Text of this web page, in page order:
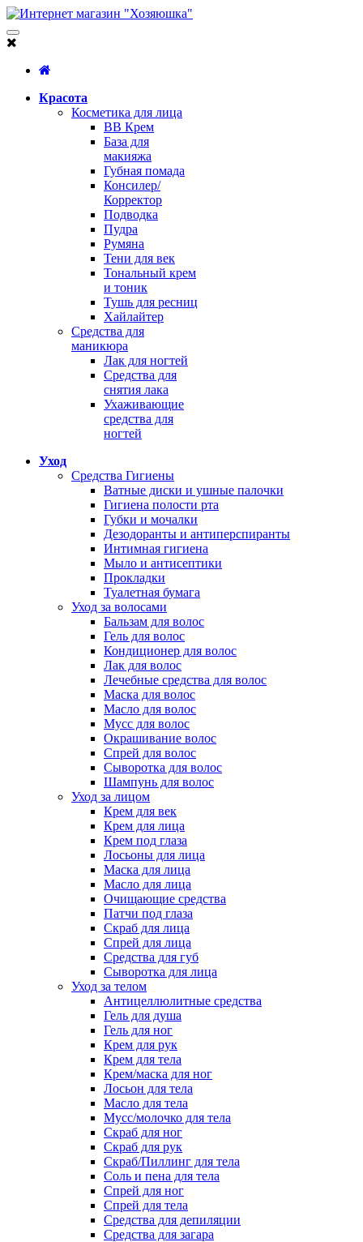
Красота
Косметика для лица
BB Крем
База для
макияжа
Губная помада
Консилер/
Корректор
Подводка
Пудра
Румяна
Тени для век
Тональный крем
и тоник
Тушь для ресниц
Хайлайтер
Средства для
маникюра
Лак для ногтей
Средства для
снятия лака
Ухаживающие
средства для
ногтей
Уход
Средства Гигиены
Ватные диски и ушные палочки
Гигиена полости рта
Губки и мочалки
Дезодоранты и антиперспиранты
Интимная гигиена
Мыло и антисептики
Прокладки
Туалетная бумага
Уход за волосами
Бальзам для волос
Гель для волос
Кондиционер для волос
Лак для волос
Лечебные средства для волос
Маска для волос
Масло для волос
Мусс для волос
Окрашивание волос
Спрей для волос
Сыворотка для волос
Шампунь для волос
Уход за лицом
Крем для век
Крем для лица
Крем под глаза
Лосьоны для лица
Маска для лица
Масло для лица
Очищающие средства
Патчи под глаза
Скраб для лица
Спрей для лица
Средства для губ
Сыворотка для лица
Уход за телом
Антицеллюлитные средства
Гель для душа
Гель для ног
Крем для рук
Крем для тела
Крем/маска для ног
Лосьон для тела
Масло для тела
Мусс/молочко для тела
Скраб для ног
Скраб для рук
Скраб/Пиллинг для тела
Соль и пена для тела
Спрей для ног
Спрей для тела
Средства для депиляции
Средства для загара